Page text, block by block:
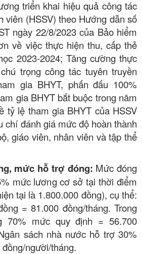
triển khai hiệu quả công tác
viên (HSSV) theo Hướng dẫn số
ngày 22/8/2023 của Bảo hiểm
về việc thực hiện thu, cấp thẻ
2023-2024; Tăng cường thực
trọng công tác tuyên truyền
gia BHYT, phấn đấu 100%
gia BHYT bắt buộc trong năm
tỷ lệ tham gia BHYT của HSSV
chí đánh giá mức độ hoàn thành
giáo viên, nhân viên và tập thể
mức hỗ trợ đóng: Mức đóng
mức lương cơ sở tại thời điểm
tại là 1.800.000 đồng), cụ thể:
= 81.000 đồng/tháng. Trong
70% mức quy định = 56.700
sách nhà nước hỗ trợ 30%
người/tháng.